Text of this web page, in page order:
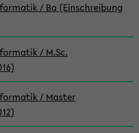
/ Ba (Einschreibung
/ M.Sc.
/ Master